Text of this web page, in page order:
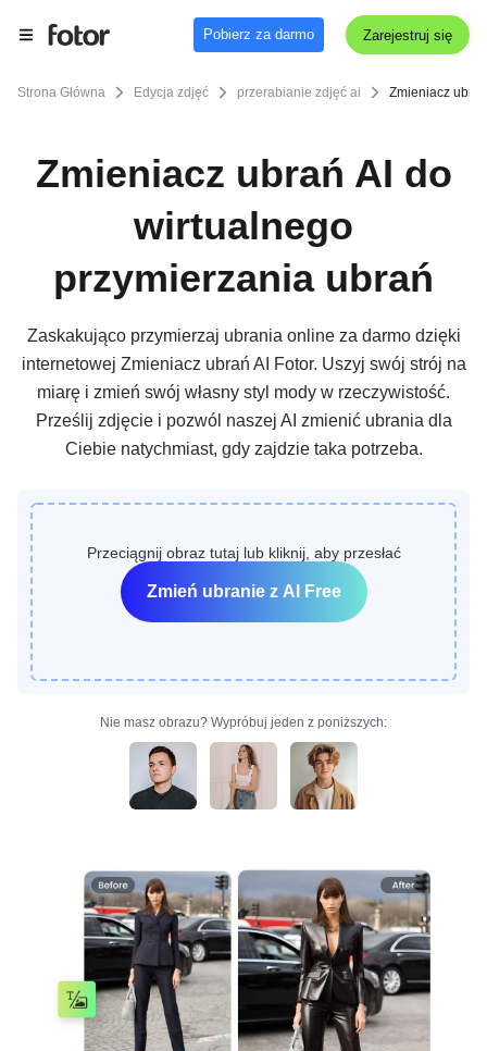
Pobierz za darmo Zarejestruj się
Strona Główna Edycja zdjęć przerabianie zdjęć ai Zmieniacz
Zmieniacz ubrań AI do
wirtualnego
przymierzania ubrań
Zaskakująco przymierzaj ubrania online za darmo dzięki
internetowej Zmieniacz ubrań AI Fotor. Uszyj swój strój na
miarę i zmień swój własny styl mody w rzeczywistość.
Prześlij zdjęcie i pozwól naszej AI zmienić ubrania dla
Ciebie natychmiast, gdy zajdzie taka potrzeba.
Przeciągnij obraz tutaj lub kliknij, aby przesłać
Zmień ubranie z Al Free
Nie masz obrazu? Wypróbuj jeden z poniższych: